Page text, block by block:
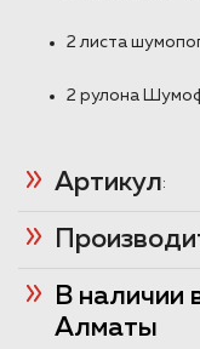
2 листа
2 рулона
Артикул:
В наличии
Алматы